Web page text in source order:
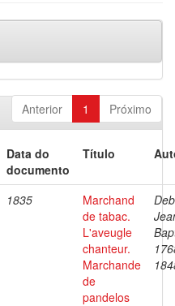
Anterior 1 Próximo
Data do
documento
Título
1835
Marchand
de tabac.
L'aveugle
chanteur.
Marchande
de
pandelos